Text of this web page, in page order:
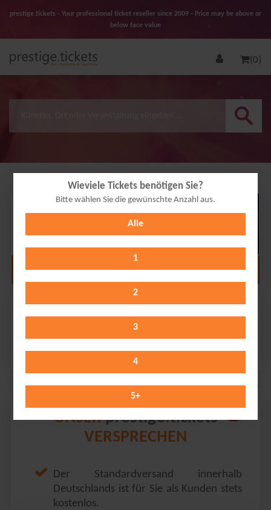
prestige.tickets - Your professional ticket reseller since 2009 - Price may be above or
below face value
(0)
Wieviele Tickets benötigen Sie?
Bitte wählen Sie die gewünschte Anzahl aus.
Alle
1
2
3
4
5+
26
Alle Termine anzeigen
Friday 26.02.2027
UNSERprestige.tickets
VERSPRECHEN
Der Standardversand innerhalb
Deutschlands ist für Sie als Kunden stets
kostenlos.